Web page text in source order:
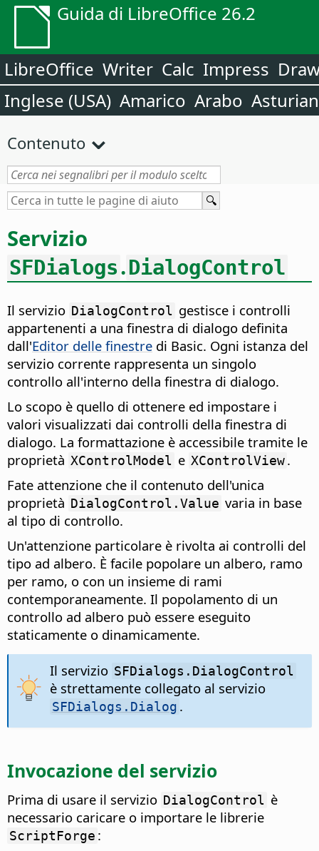
Guida di LibreOffice 26.2
LibreOffice Writer Calc Impress
Inglese (USA) Amarico Arabo
Contenuto
Servizio
SFDialogs.DialogControl
Il servizio DialogControl gestisce i controlli
appartenenti a una finestra di dialogo definita
dall'Editor delle finestre di Basic. Ogni istanza del
servizio corrente rappresenta un singolo
controllo all'interno della finestra di dialogo.
Lo scopo è quello di ottenere ed impostare i
valori visualizzati dai controlli della finestra di
dialogo. La formattazione è accessibile tramite le
proprietà XControlModel e XControlView.
Fate attenzione che il contenuto dell'unica
proprietà DialogControl.Value varia in base
al tipo di controllo.
Un'attenzione particolare è rivolta ai controlli del
tipo ad albero. È facile popolare un albero, ramo
per ramo, o con un insieme di rami
contemporaneamente. Il popolamento di un
controllo ad albero può essere eseguito
staticamente o dinamicamente.
Il servizio SFDialogs.DialogControl
è strettamente collegato al servizio
SFDialogs.Dialog .
Invocazione del servizio
Prima di usare il servizio DialogControl è
necessario caricare o importare le librerie
ScriptForge :